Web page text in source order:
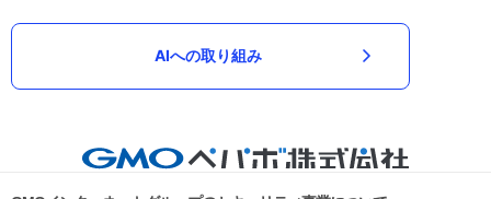
AIへの取り組み